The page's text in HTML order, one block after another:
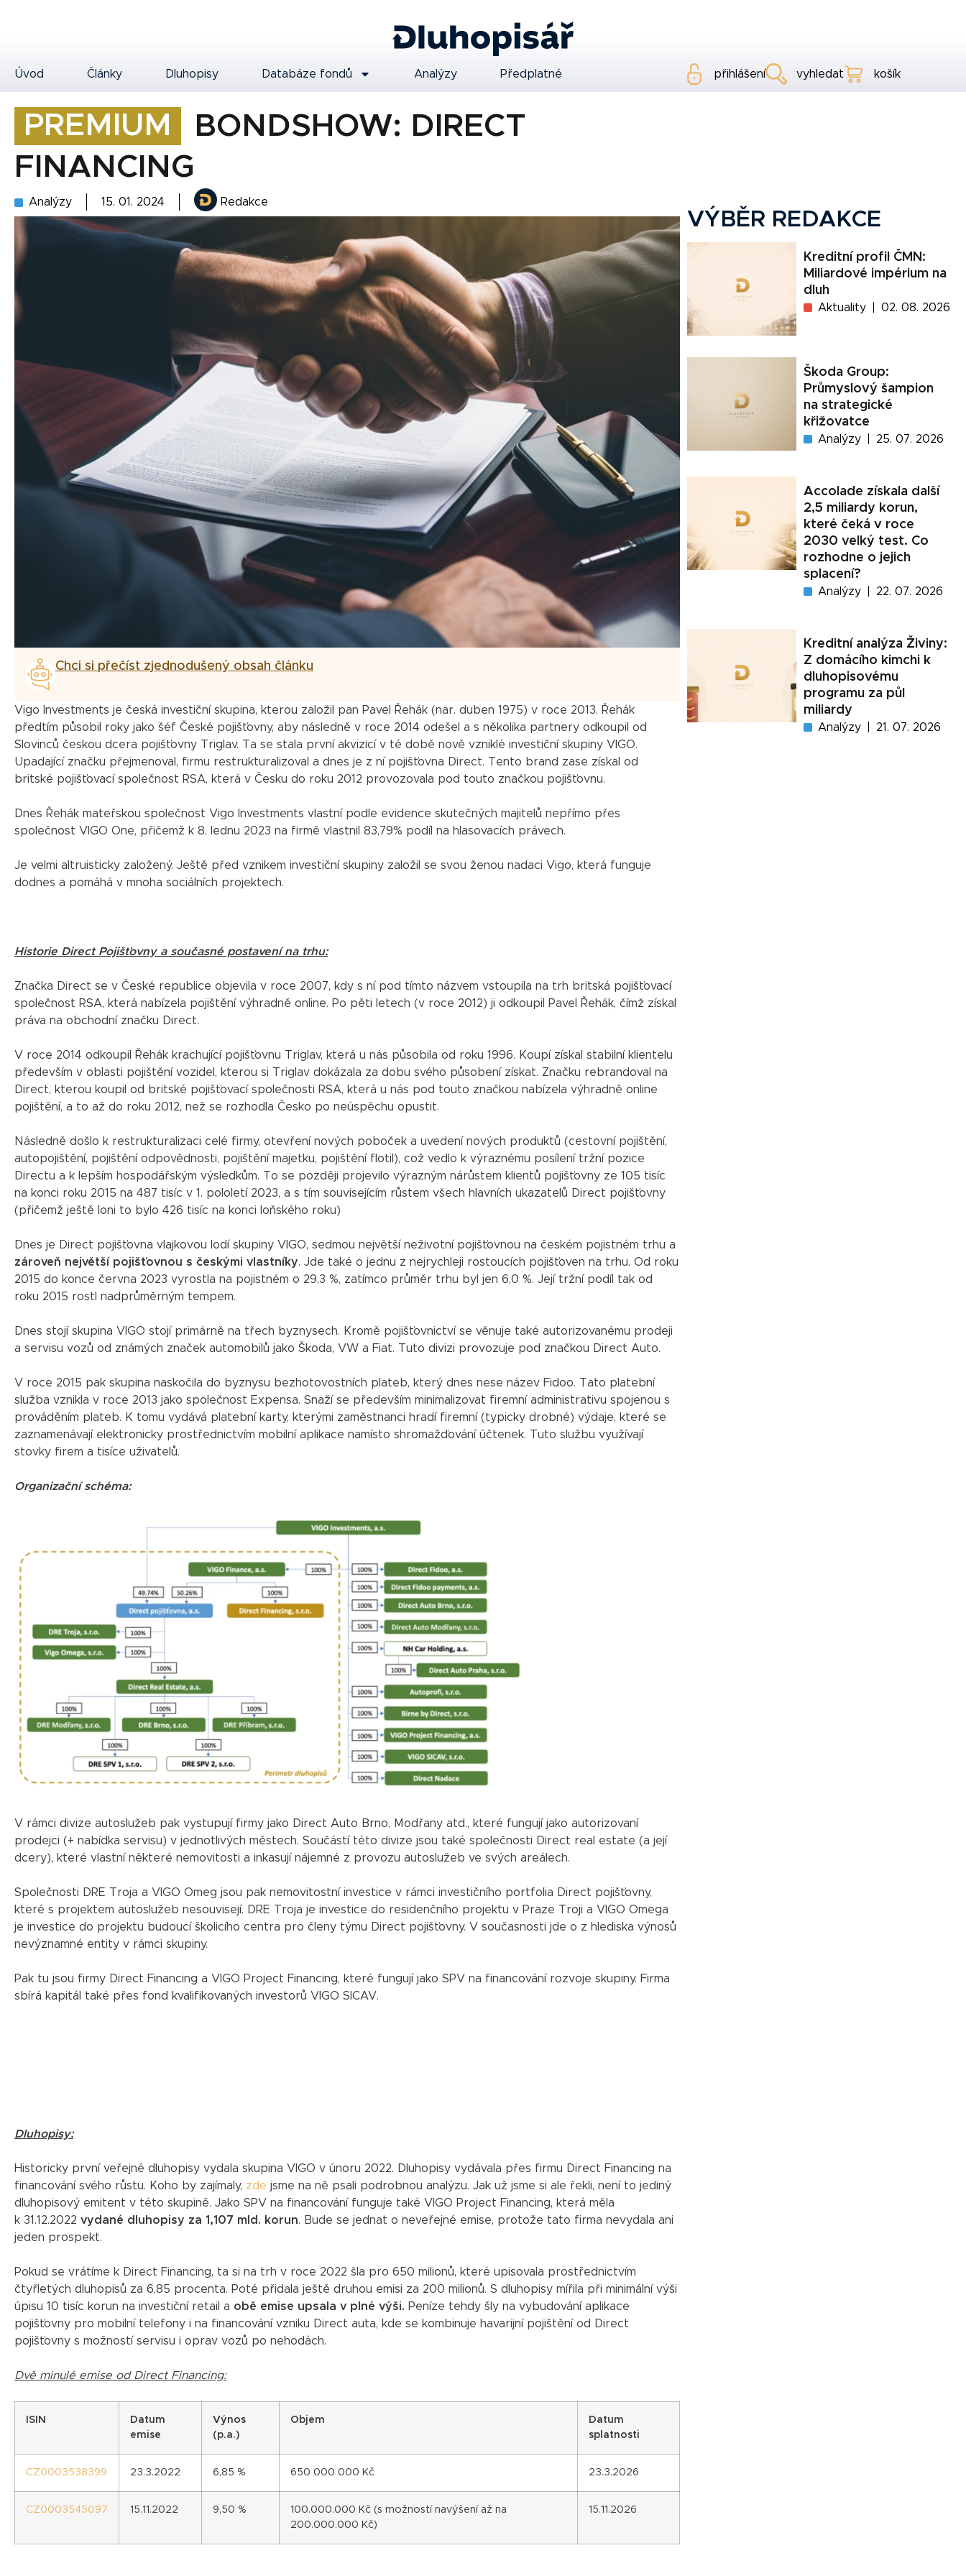
Úvod Články Dluhopisy Databáze fondů Analýzy Předplatné přihlášení vyhledat košík
PREMIUM
BONDSHOW: DIRECT
FINANCING
Analýzy 15. 01. 2024 Redakce
Chci si přečíst zjednodušený obsah článku
Vigo Investments je česká investiční skupina, kterou založil pan Pavel Řehák (nar. duben 1975) v roce 2013. Řehák
předtím působil roky jako šéf České pojišťovny, aby následně v roce 2014 odešel a s několika partnery odkoupil od
Slovinců českou dcera pojišťovny Triglav. Ta se stala první akvizicí v té době nově vzniklé investiční skupiny VIGO.
Upadající značku přejmenoval, firmu restrukturalizoval a dnes je z ní pojišťovna Direct. Tento brand zase získal od
britské pojišťovací společnost RSA, která v Česku do roku 2012 provozovala pod touto značkou pojišťovnu.
Dnes Řehák mateřskou společnost Vigo Investments vlastní podle evidence skutečných majitelů nepřímo přes
společnost VIGO One, přičemž k 8. lednu 2023 na firmě vlastnil 83,79% podíl na hlasovacích právech.
Je velmi altruisticky založený. Ještě před vznikem investiční skupiny založil se svou ženou nadaci Vigo, která funguje
dodnes a pomáhá v mnoha sociálních projektech.
Historie Direct Pojišťovny a současné postavení na trhu:
Značka Direct se v České republice objevila v roce 2007, kdy s ní pod tímto názvem vstoupila na trh britská pojišťovací
společnost RSA, která nabízela pojištění výhradně online. Po pěti letech (v roce 2012) ji odkoupil Pavel Řehák, čímž získal
práva na obchodní značku Direct.
V roce 2014 odkoupil Řehák krachující pojišťovnu Triglav, která u nás působila od roku 1996. Koupí získal stabilní klientelu
především v oblasti pojištění vozidel, kterou si Triglav dokázala za dobu svého působení získat. Značku rebrandoval na
Direct, kterou koupil od britské pojišťovací společnosti RSA, která u nás pod touto značkou nabízela výhradně online
pojištění, a to až do roku 2012, než se rozhodla Česko po neúspěchu opustit.
Následně došlo k restrukturalizaci celé firmy, otevření nových poboček a uvedení nových produktů (cestovní pojištění,
autopojištění, pojištění odpovědnosti, pojištění majetku, pojištění flotil), což vedlo k výraznému posílení tržní pozice
Directu a k lepším hospodářským výsledkům. To se později projevilo výrazným nárůstem klientů pojišťovny ze 105 tisíc
na konci roku 2015 na 487 tisíc v 1. pololetí 2023, a s tím souvisejícím růstem všech hlavních ukazatelů Direct pojišťovny
(přičemž ještě loni to bylo 426 tisíc na konci loňského roku)
Dnes je Direct pojišťovna vlajkovou lodí skupiny VIGO, sedmou největší neživotní pojišťovnou na českém pojistném trhu a
zároveň největší pojišťovnou s českými vlastníky. Jde také o jednu z nejrychleji rostoucích pojišťoven na trhu. Od roku
2015 do konce června 2023 vyrostla na pojistném o 29,3 %, zatímco průměr trhu byl jen 6,0 %. Její tržní podíl tak od
roku 2015 rostl nadprůměrným tempem.
Dnes stojí skupina VIGO stojí primárně na třech byznysech. Kromě pojišťovnictví se věnuje také autorizovanému prodeji
a servisu vozů od známých značek automobilů jako Škoda, VW a Fiat. Tuto divizi provozuje pod značkou Direct Auto.
V roce 2015 pak skupina naskočila do byznysu bezhotovostních plateb, který dnes nese název Fidoo. Tato platební
služba vznikla v roce 2013 jako společnost Expensa. Snaží se především minimalizovat firemní administrativu spojenou s
prováděním plateb. K tomu vydává platební karty, kterými zaměstnanci hradí firemní (typicky drobné) výdaje, které se
zaznamenávají elektronicky prostřednictvím mobilní aplikace namísto shromažďování účtenek. Tuto službu využívají
stovky firem a tisíce uživatelů.
Organizační schéma:
V rámci divize autoslužeb pak vystupují firmy jako Direct Auto Brno, Modřany atd., které fungují jako autorizovaní
prodejci (+ nabídka servisu) v jednotlivých městech. Součástí této divize jsou také společnosti Direct real estate (a její
dcery), které vlastní některé nemovitosti a inkasují nájemné z provozu autoslužeb ve svých areálech.
Společnosti DRE Troja a VIGO Omeg jsou pak nemovitostní investice v rámci investičního portfolia Direct pojišťovny,
které s projektem autoslužeb nesouvisejí. DRE Troja je investice do residenčního projektu v Praze Troji a VIGO Omega
je investice do projektu budoucí školicího centra pro členy týmu Direct pojišťovny. V současnosti jde o z hlediska výnosů
nevýznamné entity v rámci skupiny.
Pak tu jsou firmy Direct Financing a VIGO Project Financing, které fungují jako SPV na financování rozvoje skupiny. Firma
sbírá kapitál také přes fond kvalifikovaných investorů VIGO SICAV.
Dluhopisy:
Historicky první veřejné dluhopisy vydala skupina VIGO v únoru 2022. Dluhopisy vydávala přes firmu Direct Financing na
financování svého růstu. Koho by zajímaly, zde jsme na ně psali podrobnou analýzu. Jak už jsme si ale řekli, není to jediný
dluhopisový emitent v této skupině. Jako SPV na financování funguje také VIGO Project Financing, která měla
k 31.12.2022 vydané dluhopisy za 1,107 mld. korun. Bude se jednat o neveřejné emise, protože tato firma nevydala ani
jeden prospekt.
Pokud se vrátíme k Direct Financing, ta si na trh v roce 2022 šla pro 650 milionů, které upisovala prostřednictvím
čtyřletých dluhopisů za 6,85 procenta. Poté přidala ještě druhou emisi za 200 milionů. S dluhopisy mířila při minimální výši
úpisu 10 tisíc korun na investiční retail a obě emise upsala v plné výši. Peníze tehdy šly na vybudování aplikace
pojišťovny pro mobilní telefony i na financování vzniku Direct auta, kde se kombinuje havarijní pojištění od Direct
pojišťovny s možností servisu i oprav vozů po nehodách.
Dvě minulé emise od Direct Financing:
ISIN
Datum
emise
Výnos
(p.a.)
Objem
Datum
splatnosti
CZ0003538399 23.3.2022 6,85 % 650 000 000 Kč 23.3.2026
CZ0003545097 15.11.2022 9,50 %
100.000.000 Kč (s možností navýšení až na
200.000.000 Kč)
15.11.2026
VÝBĚR REDAKCE
Kreditní profil ČMN:
Miliardové impérium na
dluh
Aktuality 02. 08. 2026
Škoda Group:
Průmyslový šampion
na strategické
křižovatce
Analýzy 25. 07. 2026
Accolade získala další
2,5 miliardy korun,
které čeká v roce
2030 velký test. Co
rozhodne o jejich
splacení?
Analýzy 22. 07. 2026
Kreditní analýza Živiny:
Z domácího kimchi k
dluhopisovému
programu za půl
miliardy
Analýzy 21. 07. 2026